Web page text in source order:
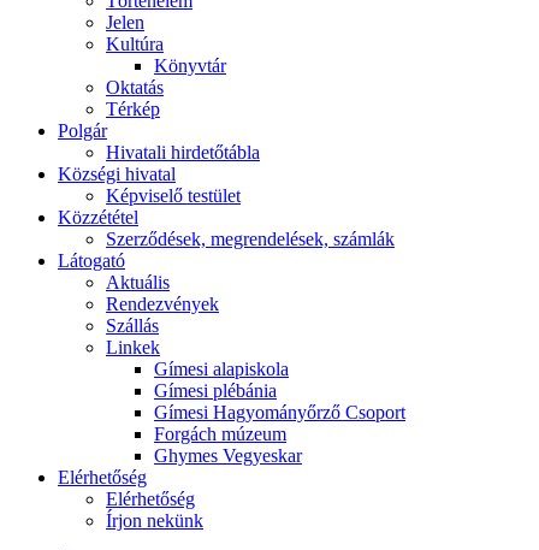
Jelen
Kultúra
Könyvtár
Oktatás
Térkép
Polgár
Hivatali hirdetőtábla
Községi hivatal
Képviselő testület
Közzététel
Szerződések, megrendelések, számlák
Látogató
Aktuális
Rendezvények
Szállás
Linkek
Gímesi alapiskola
Gímesi plébánia
Gímesi Hagyományőrző Csoport
Forgách múzeum
Ghymes Vegyeskar
Elérhetőség
Elérhetőség
Írjon nekünk